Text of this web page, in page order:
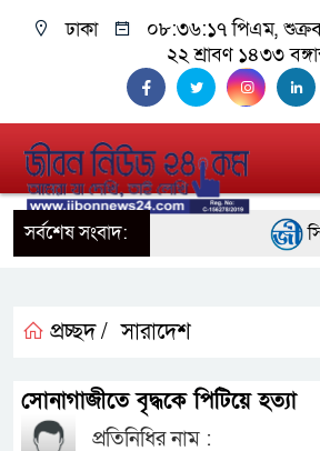
ঢাকা ০৮:৩৬:১৮ পিএম,
২২ শ্রাবণ ১৪৩৩
সর্বশেষ সংবাদ:
প্রচ্ছদ / সারাদেশ
সোনাগাজীতে বৃদ্ধকে পিটিয়ে হত্যা
প্রতিনিধির নাম :